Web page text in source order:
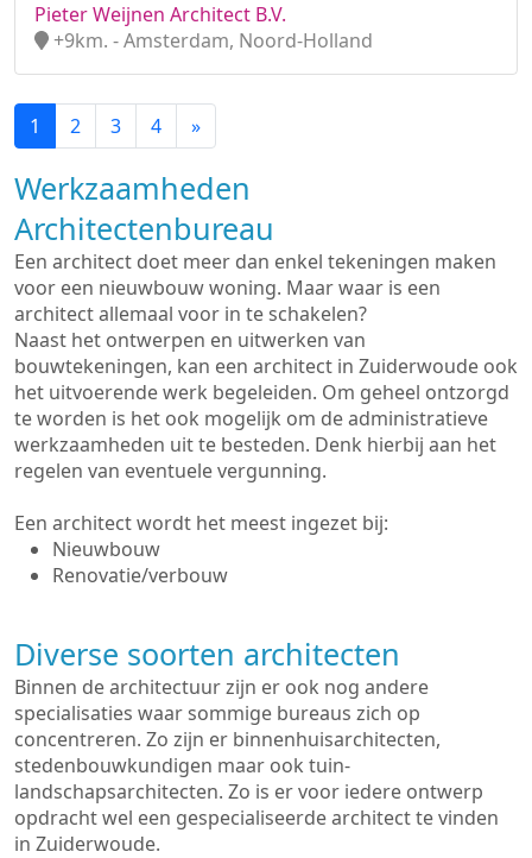
Pieter Weijnen Architect B.V.
+9km. - Amsterdam, Noord-Holland
1 2 3 4 »
Werkzaamheden
Architectenbureau
Een architect doet meer dan enkel tekeningen maken
voor een nieuwbouw woning. Maar waar is een
architect allemaal voor in te schakelen?
Naast het ontwerpen en uitwerken van
bouwtekeningen, kan een architect in Zuiderwoude ook
het uitvoerende werk begeleiden. Om geheel ontzorgd
te worden is het ook mogelijk om de administratieve
werkzaamheden uit te besteden. Denk hierbij aan het
regelen van eventuele vergunning.
Een architect wordt het meest ingezet bij:
Nieuwbouw
Renovatie/verbouw
Diverse soorten architecten
Binnen de architectuur zijn er ook nog andere
specialisaties waar sommige bureaus zich op
concentreren. Zo zijn er binnenhuisarchitecten,
stedenbouwkundigen maar ook tuin-
landschapsarchitecten. Zo is er voor iedere ontwerp
opdracht wel een gespecialiseerde architect te vinden
in Zuiderwoude.